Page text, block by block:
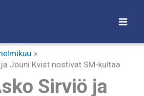
Jouni Kvist nostivat SM-kultaa
Sirviö ja